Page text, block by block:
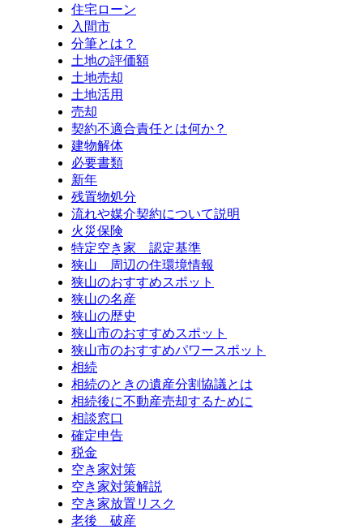
住宅ローン
入間市
分筆とは？
土地の評価額
土地売却
土地活用
売却
契約不適合責任とは何か？
建物解体
必要書類
新年
残置物処分
流れや媒介契約について説明
火災保険
特定空き家 認定基準
狭山 周辺の住環境情報
狭山のおすすめスポット
狭山の名産
狭山の歴史
狭山市のおすすめスポット
狭山市のおすすめパワースポット
相続
相続のときの遺産分割協議とは
相続後に不動産売却するために
相談窓口
確定申告
税金
空き家対策
空き家対策解説
空き家放置リスク
老後 破産